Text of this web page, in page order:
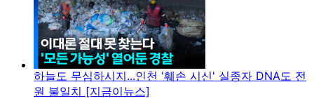
하늘도 무심하시지...인천 '훼손 시신' 실종자 DNA도 전
원 불일치 [지금이뉴스]